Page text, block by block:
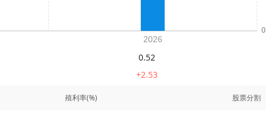
0.52
+2.53
殖利率(%) 股票分割